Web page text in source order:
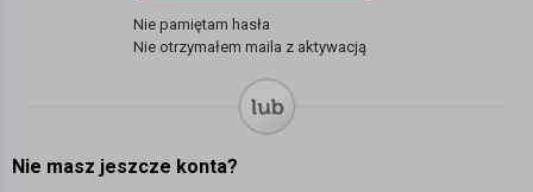
Nie pamiętam hasła
Nie otrzymałem maila z aktywacją
Nie masz jeszcze konta?